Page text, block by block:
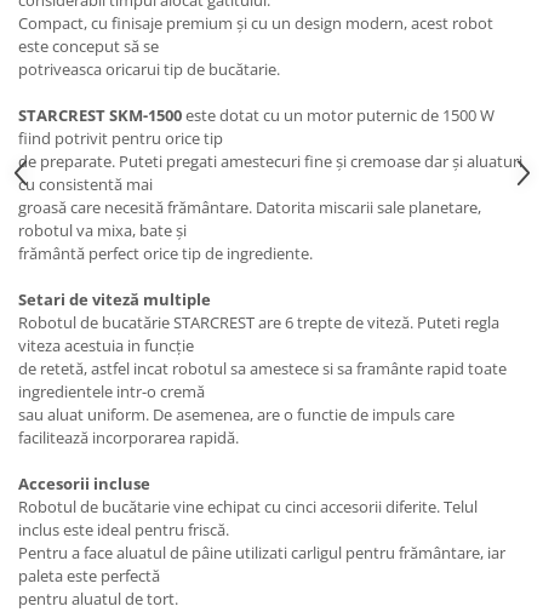
Compact, cu finisaje premium şi cu un design modern, acest robot
este conceput să se
potriveasca oricarui tip de bucătarie.
STARCREST SKM-1500este dotat cu un motor puternic de 1500 W
fiind potrivit pentru orice tip
de preparate. Puteti pregati amestecuri fine şi cremoase dar şi aluaturi
cu consistentă mai
groasă care necesită frământare. Datorita miscarii sale planetare,
robotul va mixa, bate şi
frământă perfect orice tip de ingrediente.
Setari de viteză multiple
Robotul de bucatărie STARCREST are 6 trepte de viteză. Puteti regla
viteza acestuia in funcţie
de retetă, astfel incat robotul sa amestece si sa framânte rapid toate
ingredientele intr-o cremă
sau aluat uniform. De asemenea, are o functie de impuls care
facilitează incorporarea rapidă.
Accesorii incluse
Robotul de bucătarie vine echipat cu cinci accesorii diferite. Telul
inclus este ideal pentru friscă.
Pentru a face aluatul de pâine utilizati carligul pentru frământare, iar
paleta este perfectă
pentru aluatul de tort.